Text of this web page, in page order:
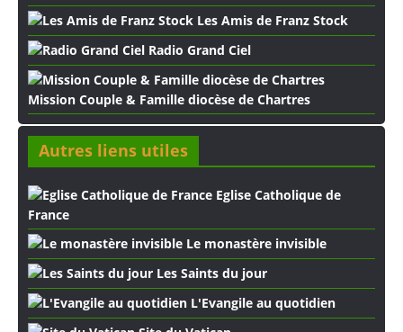
Les Amis de Franz Stock
Radio Grand Ciel
Mission Couple & Famille diocèse de Chartres
Autres liens utiles
Eglise Catholique de
France
Le monastère invisible
Les Saints du jour
L'Evangile au quotidien